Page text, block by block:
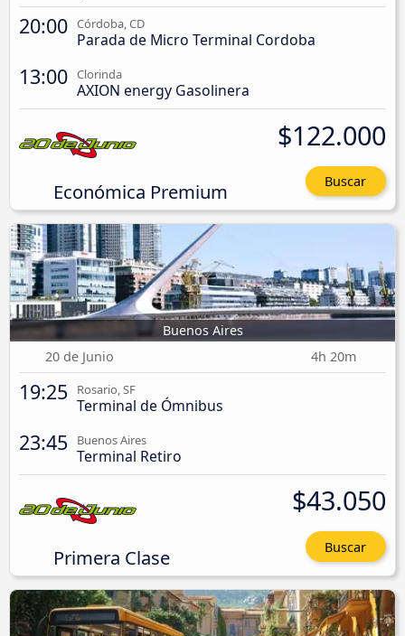
20:00 Córdoba, CD
Parada de Micro Terminal Cordoba
13:00 Clorinda
AXION energy Gasolinera
Económica Premium
$122.000
Buscar
Buenos Aires
20 de Junio
4h 20m
19:25 Rosario, SF
Terminal de Ómnibus
23:45 Buenos Aires
Terminal Retiro
Primera Clase
$43.050
Buscar